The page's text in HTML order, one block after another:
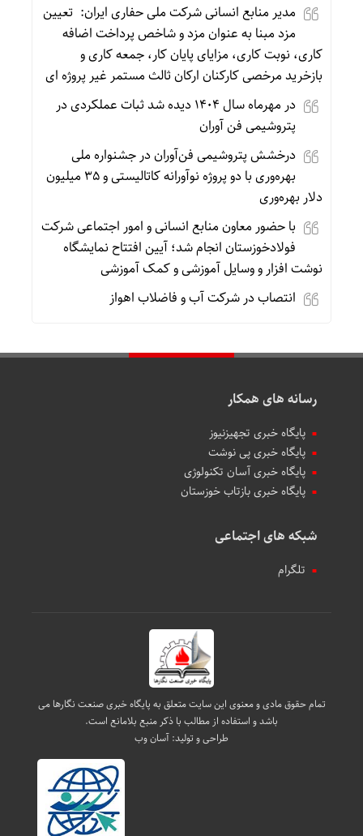
مدیر منابع انسانی شرکت ملی حفاری ایران: تعیین
مزد مبنا به عنوان مزد و شاخص پرداخت اضافه
کاری، نوبت کاری، مزایای پایان کار، جمعه کاری و
بازخرید مرخصی کارکنان ارکان ثالث مستمر غیر پروژه ای
در مهرماه سال ۱۴۰۴ دیده شد ثبات عملکردی در
پتروشیمی فن آوران
درخشش پتروشیمی فن‌آوران در جشنواره ملی
بهره‌وری با دو پروژه نوآورانه کاتالیستی و ۳۵ میلیون
دلار بهره‌وری
با حضور معاون منابع انسانی و امور اجتماعی شرکت
فولادخوزستان انجام شد؛ آیین افتتاح نمایشگاه
نوشت افزار و وسایل آموزشی و کمک آموزشی
انتصاب در شرکت آب و فاضلاب اهواز
رسانه های همکار
پایگاه خبری تجهیزنیوز
پایگاه خبری پی نوشت
پایگاه خبری آسان تکنولوژی
پایگاه خبری بازتاب خوزستان
شبکه های اجتماعی
تلگرام
تمام حقوق مادی و معنوی این سایت متعلق به پایگاه خبری صنعت نگارها می
باشد و استفاده از مطالب با ذکر منبع بلامانع است.
طراحی و تولید:آسان وب